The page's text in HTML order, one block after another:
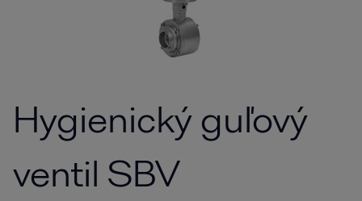
Hygienický guľový
ventil SBV